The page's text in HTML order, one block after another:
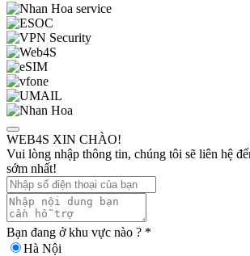
WEB4S XIN CHÀO!
Vui lòng nhập thông tin, chúng tôi sẽ liên hệ
sớm nhất!
Bạn đang ở khu vực nào ? *
Hà Nội